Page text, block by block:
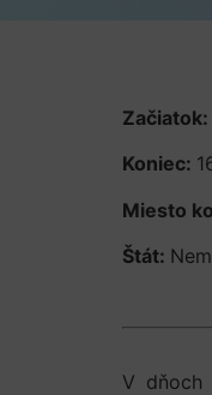
Začiatok:
Koniec:
Miesto
Štát:
V dňoch